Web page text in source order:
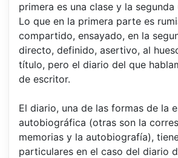
primera es una clase y la segunda
Lo que en la primera parte es
compartido, ensayado, en la
directo, definido, asertivo, al
título, pero el diario del que
de escritor.
El diario, una de las formas de la
autobiográfica (otras son la
memorias y la autobiografía),
particulares en el caso del diario